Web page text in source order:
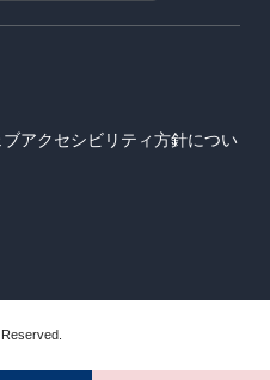
アクセシビリティ方針につい